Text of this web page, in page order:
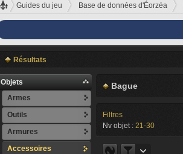
Guides du jeu Base de données d'Éorzéa
Résultats
Objets
Armes
Outils
Armures
Accessoires
Bague
Filtres
Nv objet : 21-30